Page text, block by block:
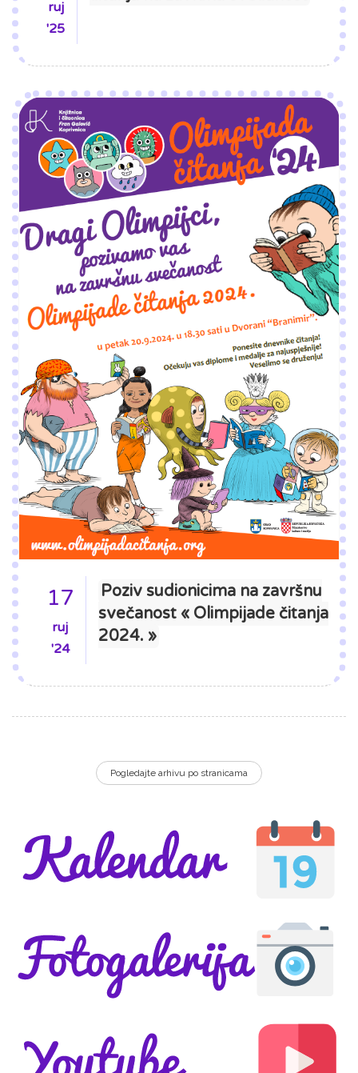
ruj
'25
17
ruj
'24
Poziv sudionicima na završnu
svečanost « Olimpijade čitanja
2024. »
Pogledajte arhivu po stranicama